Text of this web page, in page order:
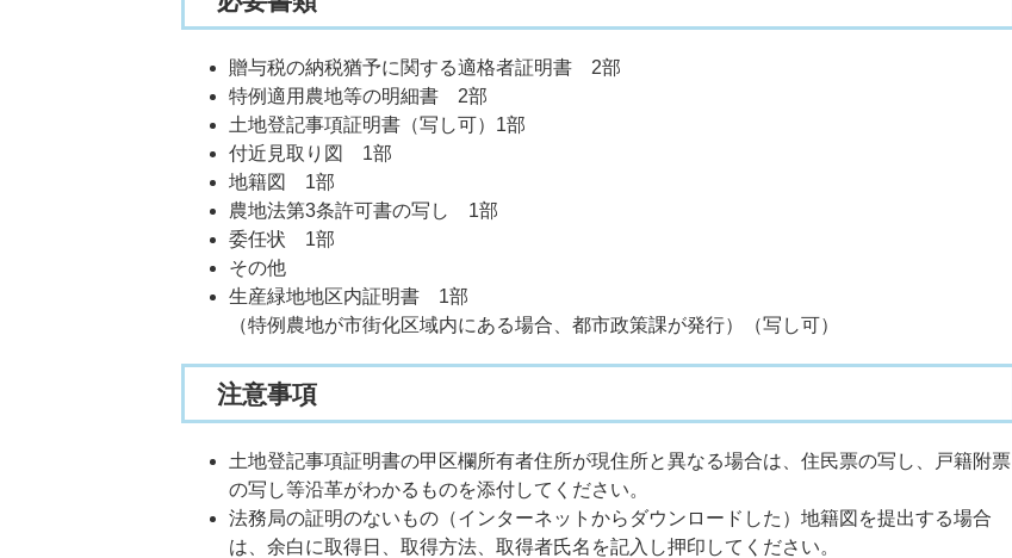
贈与税の納税猶予に関する適格者証明書 2部
特例適用農地等の明細書 2部
土地登記事項証明書（写し可）1部
付近見取り図 1部
地籍図 1部
農地法第3条許可書の写し 1部
委任状 1部
その他
生産緑地地区内証明書 1部
（特例農地が市街化区域内にある場合、都市政策課が発行）（写し可）
注意事項
土地登記事項証明書の甲区欄所有者住所が現住所と異なる場合は、住民票の写し、戸籍附票
の写し等沿革がわかるものを添付してください。
法務局の証明のないもの（インターネットからダウンロードした）地籍図を提出する場合
は、余白に取得日、取得方法、取得者氏名を記入し押印してください。